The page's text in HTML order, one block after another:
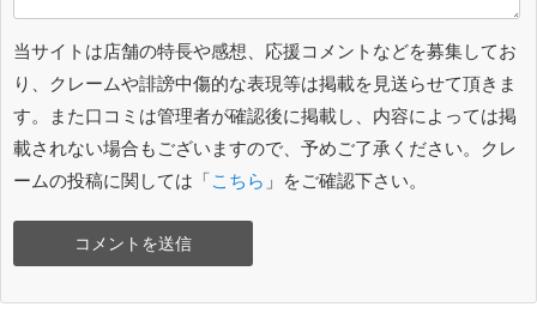
当サイトは店舗の特長や感想、応援コメントなどを募集してお
り、クレームや誹謗中傷的な表現等は掲載を見送らせて頂きま
す。また口コミは管理者が確認後に掲載し、内容によっては掲
載されない場合もございますので、予めご了承ください。クレ
ームの投稿に関しては「こちら 」をご確認下さい。